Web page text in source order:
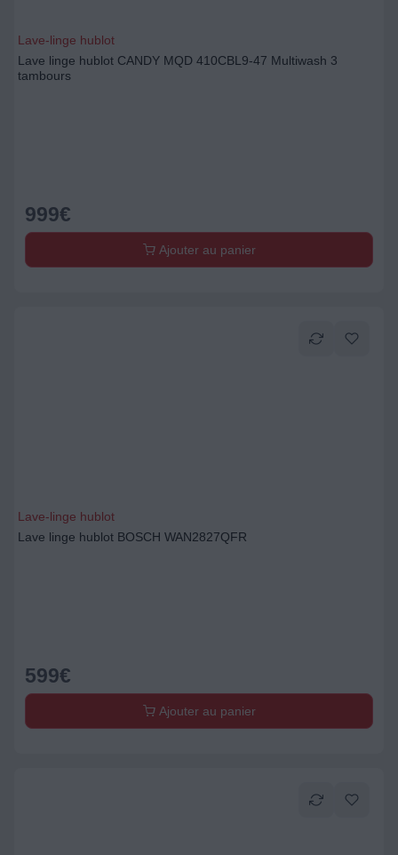
Lave-linge hublot
Lave linge hublot CANDY MQD 410CBL9-47 Multiwash 3
tambours
999€
Ajouter au panier
Lave-linge hublot
Lave linge hublot BOSCH WAN2827QFR
599€
Ajouter au panier